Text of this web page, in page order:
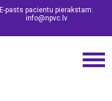
E-pasts pacientu pierakstam:
info@npvc.lv